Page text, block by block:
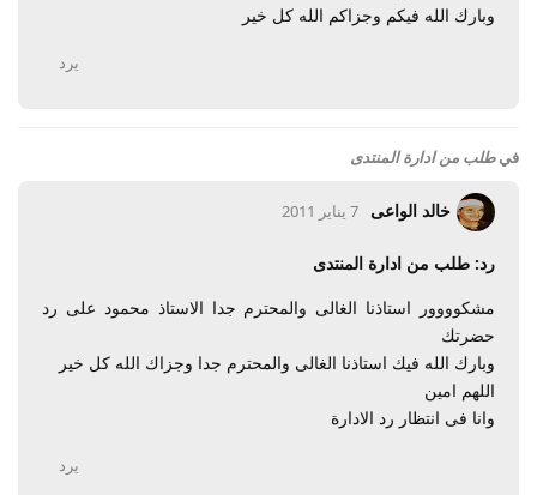
وبارك الله فيكم وجزاكم الله كل خير
يرد
فيطلب من ادارة المنتدى
خالد الواعى 7 يناير 2011
رد: طلب من ادارة المنتدى
مشكوووور استاذنا الغالى والمحترم جدا الاستاذ محمود على رد
حضرتك
وبارك الله فيك استاذنا الغالى والمحترم جدا وجزاك الله كل خير
اللهم امين
وانا فى انتظار رد الادارة
يرد